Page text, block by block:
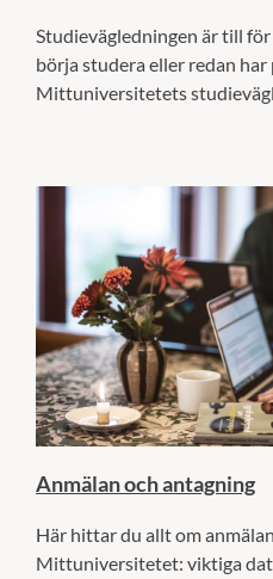
Studievägledningen är till
börja studera eller redan
Mittuniversitetets
Anmälan och antagning
Här hittar du allt om
Mittuniversitetet: viktiga